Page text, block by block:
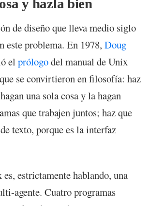
y hazla bien
de diseño que lleva medio siglo
este problema. En 1978, Doug
el prólogodel manual de Unix
se convirtieron en filosofía: haz
una sola cosa y la hagan
que trabajen juntos; haz que
texto, porque es la interfaz
estrictamente hablando, una
agente. Cuatro programas